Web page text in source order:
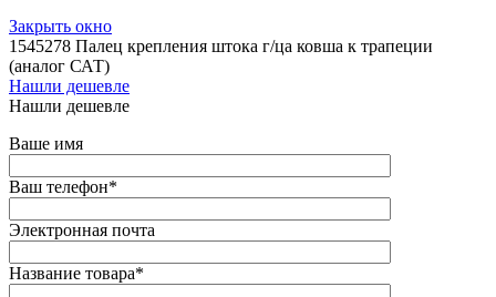
Закрыть окно
1545278 Палец крепления штока г/ца ковша к трапеции
(аналог САТ)
Нашли дешевле
Нашли дешевле
Ваше имя
Ваш телефон*
Электронная почта
Название товара*